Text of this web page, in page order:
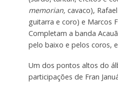
memorian, cavaco),
guitarra e coro) e Marcos
Completam a banda
pelo baixo e pelos coros,
Um dos pontos altos do
participações de Fran